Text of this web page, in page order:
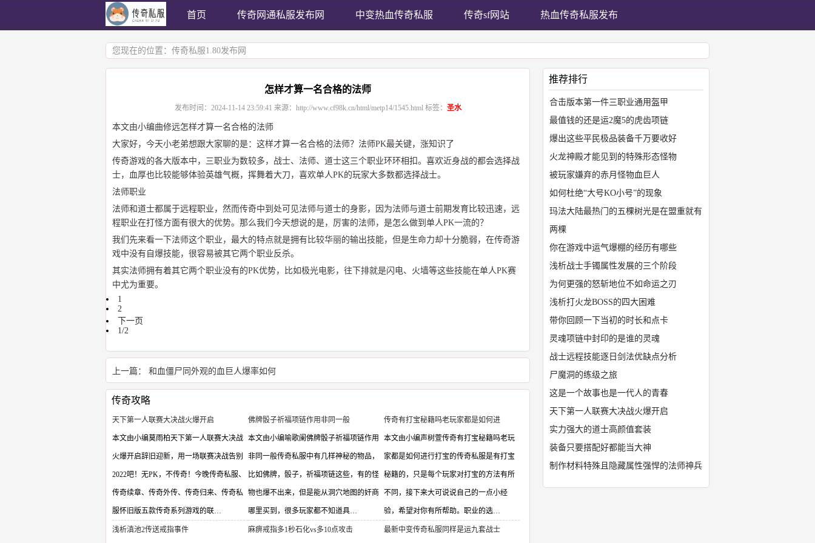
首页 传奇网通私服发布网 中变热血传奇私服 传奇sf网站 热血传奇私服发布
您现在的位置： 传奇私服1.80发布网
怎样才算一名合格的法师
发布时间： 2024-11-14 23:59:41 来源： http://www.cf98k.cn/html/metp14/1545.html标签： 圣水
本文由小编曲修远怎样才算一名合格的法师
大家好，今天小老弟想跟大家聊的是：这样才算一名合格的法师？法师PK最关键，涨知识了
传奇游戏的各大版本中，三职业为数较多，战士、法师、道士这三个职业环环相扣。喜欢近身战的都会选择战
士，血厚也比较能够体验英雄气概，挥舞着大刀，喜欢单人PK的玩家大多数都选择战士。
法师职业
法师和道士都属于远程职业，然而传奇中到处可见法师与道士的身影，因为法师与道士前期发育比较迅速，远
程职业在打怪方面有很大的优势。那么我们今天想说的是，厉害的法师，是怎么做到单人PK一流的？
我们先来看一下法师这个职业，最大的特点就是拥有比较华丽的输出技能，但是生命力却十分脆弱，在传奇游
戏中没有自爆技能，很容易被其它两个职业反杀。
其实法师拥有着其它两个职业没有的PK优势，比如极光电影，往下排就是闪电、火墙等这些技能在单人PK赛
中尤为重要。
1
2
下一页
1/2
上一篇： 和血僵尸同外观的血巨人爆率如何
传奇攻略
天下第一人联赛大决战火爆开启
本文由小编莫雨柏天下第一人联赛大决战
火爆开启辞旧迎新，用一场联赛决战告别
2022吧！无PK，不传奇！今晚传奇私服、
传奇续章、传奇外传、传奇归来、传奇私
服怀旧版五款传奇系列游戏的联…
佛牌骰子祈福项链作用非同一般
本文由小编喻歌阑佛牌骰子祈福项链作用
非同一般传奇私服中有几样神秘的物品，
比如佛牌，骰子，祈福项链这些，有的怪
物也爆不出来，但是能从洞穴地图的奸商
哪里买到，很多玩家都不知道具…
传奇有打宝秘籍吗老玩家都是如何进
本文由小编声树萱传奇有打宝秘籍吗老玩
家都是如何进行打宝的传奇私服是有打宝
秘籍的，只是每个玩家对打宝的方法有所
不同，接下来大可说说自己的一点小经
验，希望对你有所帮助。职业的选…
浅析滇池2传送戒指事件 麻痹戒指多1秒石化vs多10点攻击 最新中变传奇私服同样是运九套战士
推荐排行
合击版本第一件三职业通用盔甲
最值钱的还是运2魔5的虎齿项链
爆出这些平民极品装备千万要收好
火龙神殿才能见到的特殊形态怪物
被玩家嫌弃的赤月怪物血巨人
如何杜绝“大号KO小号”的现象
玛法大陆最热门的五棵树光是在盟重就有
两棵
你在游戏中运气爆棚的经历有哪些
浅析战士手镯属性发展的三个阶段
为何更强的怒斩地位不如命运之刃
浅析打火龙BOSS的四大困难
带你回顾一下当初的时长和点卡
灵魂项链中封印的是谁的灵魂
战士远程技能逐日剑法优缺点分析
尸魔洞的练级之旅
这是一个故事也是一代人的青春
天下第一人联赛大决战火爆开启
实力强大的道士高颜值套装
装备只要搭配好都能当大神
制作材料特殊且隐藏属性强悍的法师神兵